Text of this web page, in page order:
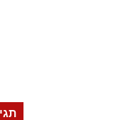
תגיות